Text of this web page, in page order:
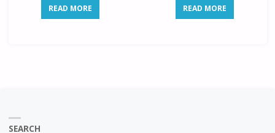
READ MORE READ MORE
SEARCH